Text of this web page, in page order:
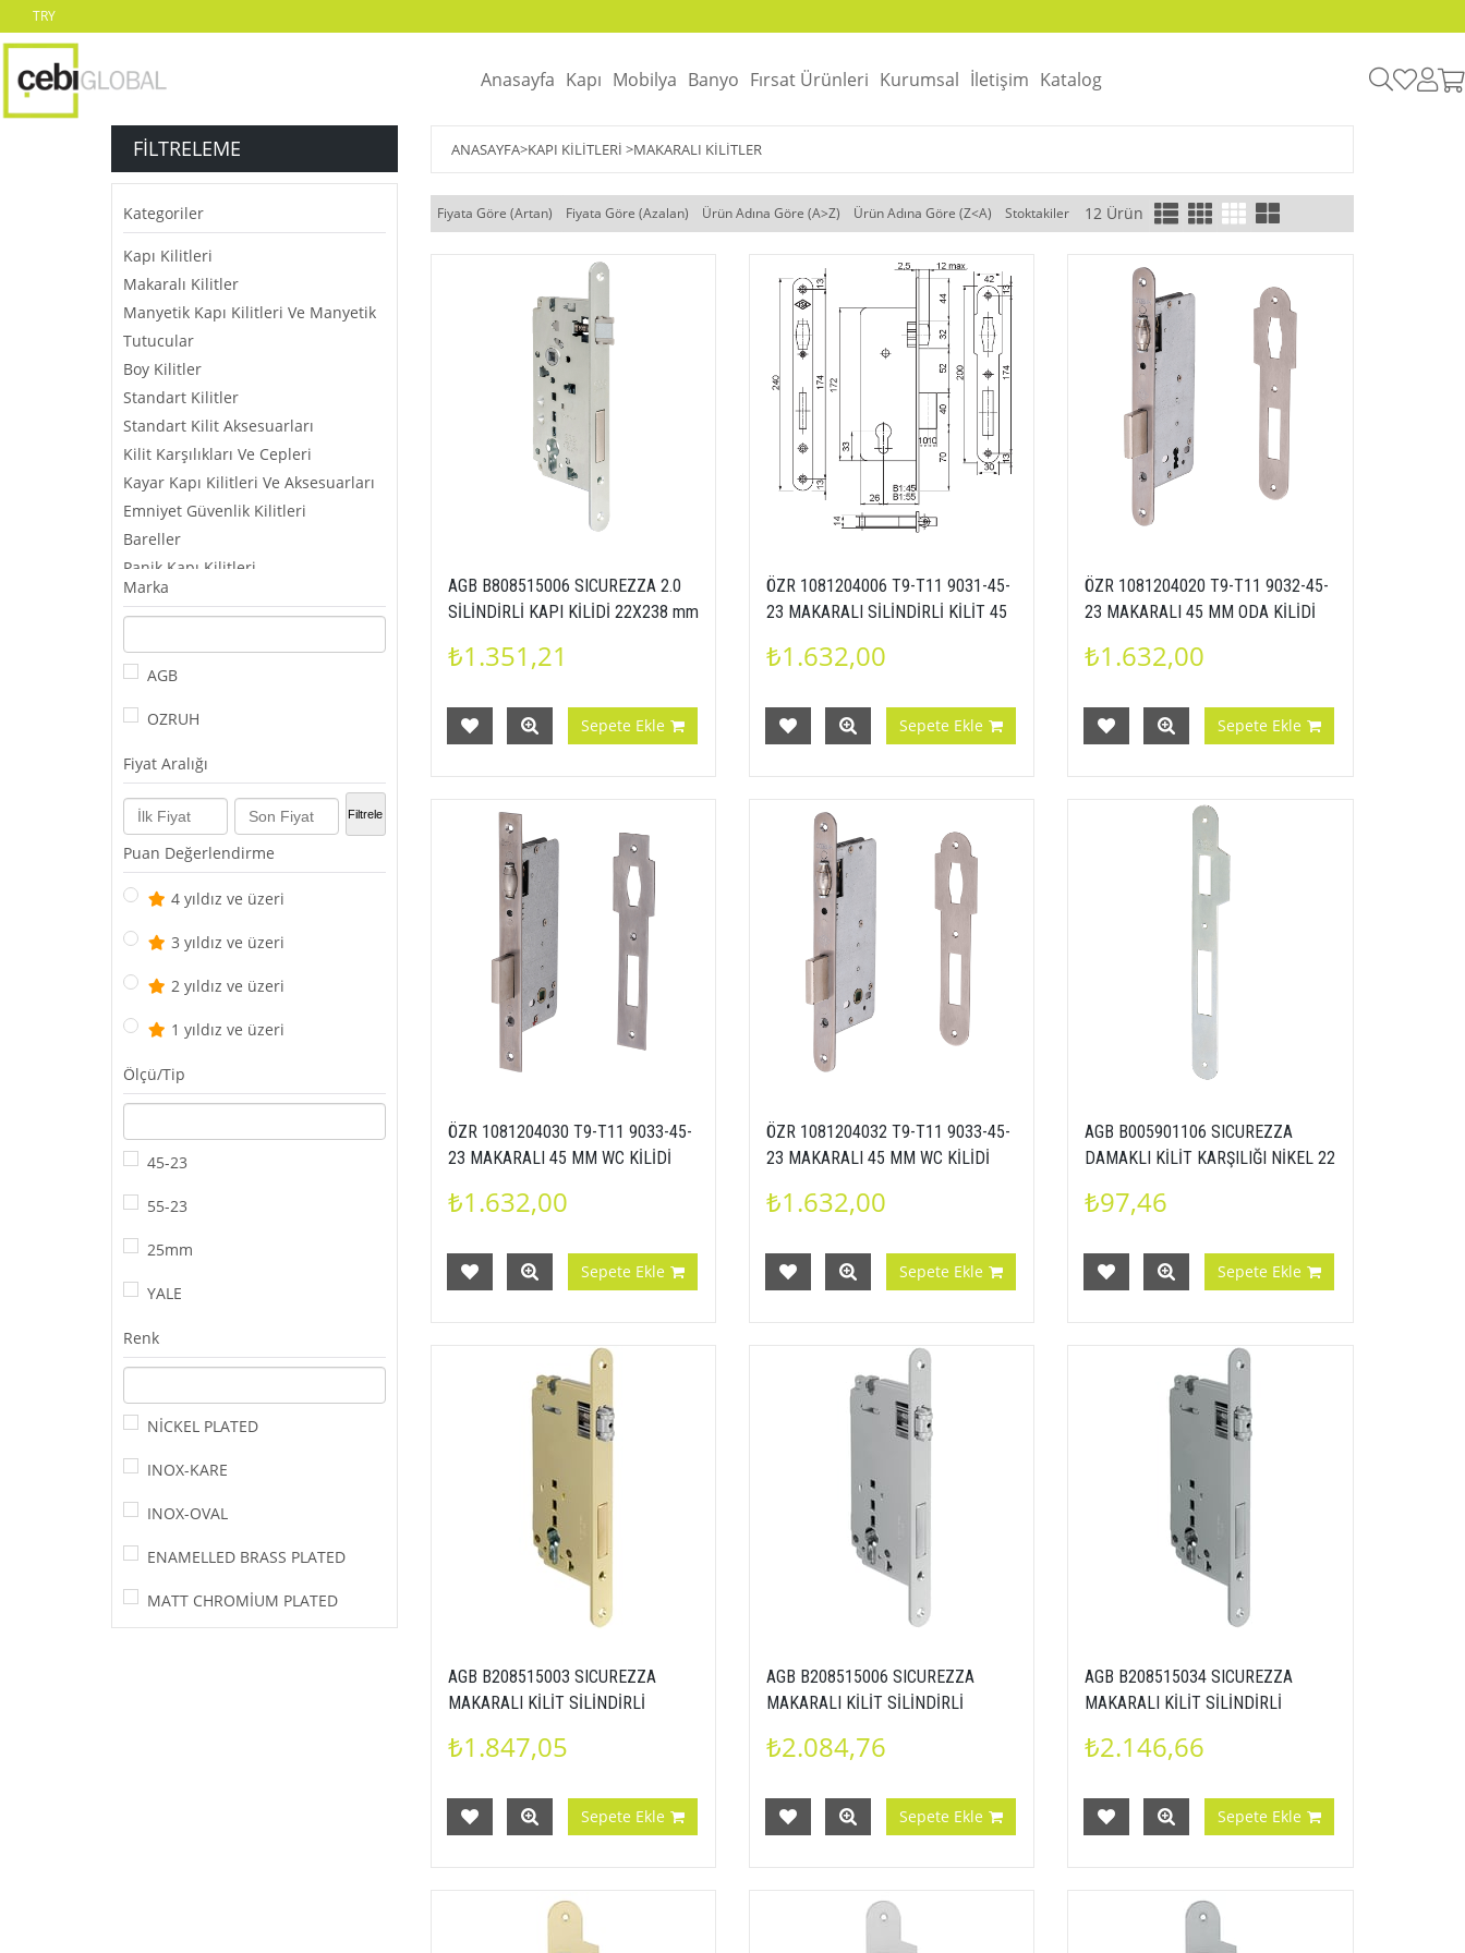
TRY
Anasayfa Kapı Mobilya Banyo Fırsat Ürünleri Kurumsal İletişim Katalog
FILTRELEME
Kategoriler
Kapı Kilitleri
Makaralı Kilitler
Manyetik Kapı Kilitleri Ve Manyetik
Tutucular
Boy Kilitler
Standart Kilitler
Standart Kilit Aksesuarları
Kilit Karşılıkları Ve Cepleri
Kayar Kapı Kilitleri Ve Aksesuarları
Emniyet Güvenlik Kilitleri
Bareller
Panik Kapı Kilitleri
Elektronik Kilitler
Marka
AGB
OZRUH
Fiyat Aralığı
Filtrele
Puan Değerlendirme
4 yıldız ve üzeri
3 yıldız ve üzeri
2 yıldız ve üzeri
1 yıldız ve üzeri
Ölçü/Tip
45-23
55-23
25mm
YALE
Renk
NİCKEL PLATED
INOX-KARE
INOX-OVAL
ENAMELLED BRASS PLATED
MATT CHROMİUM PLATED
ANASAYFA>KAPI KILITLERI >MAKARALI KILITLER
Fiyata Göre (Artan) Fiyata Göre (Azalan) Ürün Adına Göre (A>Z) Ürün Adına Göre (Z<A) Stoktakiler 12 Ürün
AGB B808515006 SICUREZZA 2.0
SİLİNDİRLİ KAPI KİLİDİ 22X238 mm
₺1.351,21
Sepete Ekle
ÖZR 1081204006 T9-T11 9031-45-
23 MAKARALI SİLİNDİRLİ KİLİT 45
₺1.632,00
Sepete Ekle
ÖZR 1081204020 T9-T11 9032-45-
23 MAKARALI 45 MM ODA KİLİDİ
₺1.632,00
Sepete Ekle
ÖZR 1081204030 T9-T11 9033-45-
23 MAKARALI 45 MM WC KİLİDİ
₺1.632,00
Sepete Ekle
ÖZR 1081204032 T9-T11 9033-45-
23 MAKARALI 45 MM WC KİLİDİ
₺1.632,00
Sepete Ekle
AGB B005901106 SICUREZZA
DAMAKLI KİLİT KARŞILIĞI NİKEL 22
₺97,46
Sepete Ekle
AGB B208515003 SICUREZZA
MAKARALI KİLİT SİLİNDİRLİ
₺1.847,05
Sepete Ekle
AGB B208515006 SICUREZZA
MAKARALI KİLİT SİLİNDİRLİ
₺2.084,76
Sepete Ekle
AGB B208515034 SICUREZZA
MAKARALI KİLİT SİLİNDİRLİ
₺2.146,66
Sepete Ekle